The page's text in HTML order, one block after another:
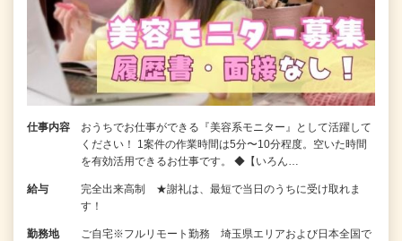
仕事内容
おうちでお仕事ができる『美容系モニター』として活躍して
ください！ 1案件の作業時間は5分〜10分程度。空いた時間
を有効活用できるお仕事です。 ◆【いろん…
給与
完全出来高制 ★謝礼は、最短で当日のうちに受け取れま
す！
勤務地
ご自宅※フルリモート勤務 埼玉県エリアおよび日本全国で